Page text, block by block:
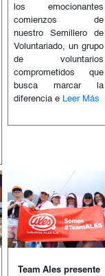
los emocionantes
comienzos de
nuestro Semillero de
Voluntariado, un grupo
de voluntarios
comprometidos que
busca marcar la
diferencia e Leer Más
Team Ales presente